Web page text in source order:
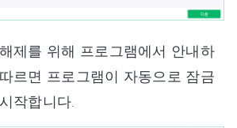
제를 위해 프로그램에서 안내하
르면 프로그램이 자동으로 잠금
작합니다.